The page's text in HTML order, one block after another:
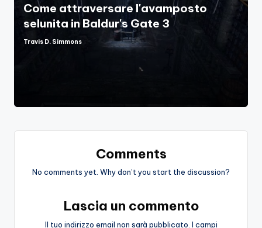
Come attraversare l'avamposto
selunita in Baldur's Gate 3
Posted
Travis D. Simmons
Comments
No comments yet. Why don’t you start the discussion?
Lascia un commento
Il tuo indirizzo email non sarà pubblicato. I campi